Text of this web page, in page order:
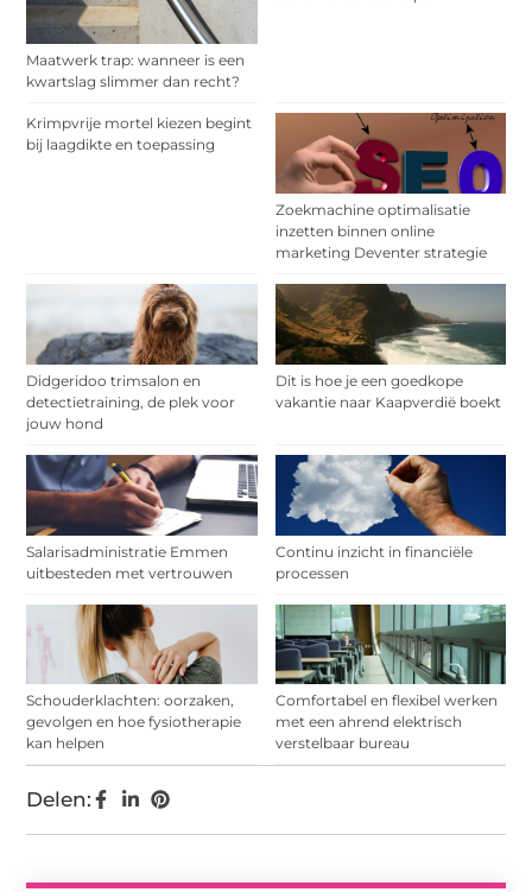
Maatwerk trap: wanneer is een
kwartslag slimmer dan recht?
Krimpvrije mortel kiezen begint
bij laagdikte en toepassing
Zoekmachine optimalisatie
inzetten binnen online
marketing Deventer strategie
Didgeridoo trimsalon en
detectietraining, de plek voor
jouw hond
Dit is hoe je een goedkope
vakantie naar Kaapverdië boekt
Salarisadministratie Emmen
uitbesteden met vertrouwen
Continu inzicht in financiële
processen
Schouderklachten: oorzaken,
gevolgen en hoe fysiotherapie
kan helpen
Comfortabel en flexibel werken
met een ahrend elektrisch
verstelbaar bureau
Delen: